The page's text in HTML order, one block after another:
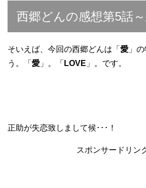
西郷どんの感想第5話
そいえば、今回の西郷どんは「 愛 」
う。「 愛 」。「 LOVE 」。です。
正助が失恋致しまして候･･･！
スポンサードリン